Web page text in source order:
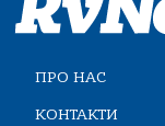
ПРО НАС
КОНТАКТИ